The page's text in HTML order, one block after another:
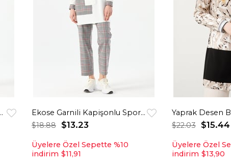
Tunik Ekru Ekose Garnili Kapişonlu Spor Tunik Krem
$13.23
$18.88
Üyelere Özel Sepette %10
indirim $11,91
$15.44
$22.03
Üyelere Özel
indirim $13,90